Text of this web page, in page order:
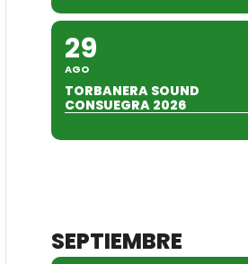
29
AGO
TORBANERA SOUND
CONSUEGRA 2026
SEPTIEMBRE